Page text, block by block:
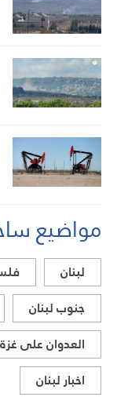
مواضيع
لبنان
جنوب لبنان
العدوان على غزة
اخبار لبنان